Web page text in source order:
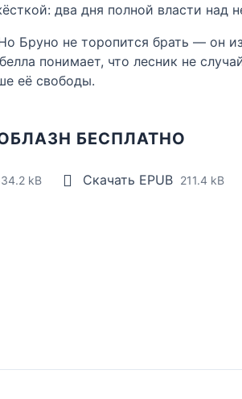
два дня полной власти над
Бруно не торопится брать — он
понимает, что лесник не
её свободы.
БЕСПЛАТНО
kB Скачать EPUB 211.4 kB